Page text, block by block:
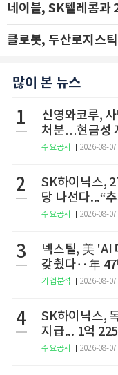
네이블, SK텔레콤과
많이 본 뉴스
1
신영와코루,
처분…현금성
주요공시 2026-08-07
2
SK하이닉스,
당 나선다...“
개”
주요공시 2026-08-07
3
넥스틸, 美 'AI
갖췄다‥年 47
기업분석 2026-08-07
4
SK하이닉스,
지급... 1억
주요공시 2026-08-07